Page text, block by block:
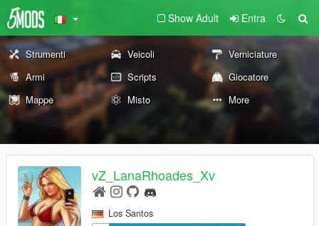
Show Adult Entra
Strumenti Veicoli
Verniciature
Armi
Scripts
Giocatore
Mappe
Misto More
vZ_LanaRhoades_Xv
Los Santos